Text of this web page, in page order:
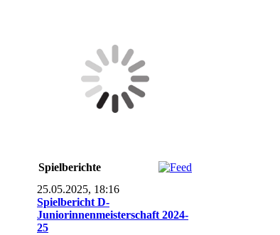
Spielberichte
25.05.2025, 18:16
Spielbericht D-
Juniorinnenmeisterschaft 2024-
25